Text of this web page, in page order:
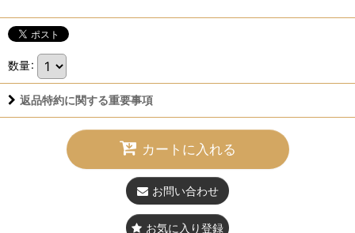
数量:
返品特約に関する重要事項
カートに入れる
お問い合わせ
お気に入り登録